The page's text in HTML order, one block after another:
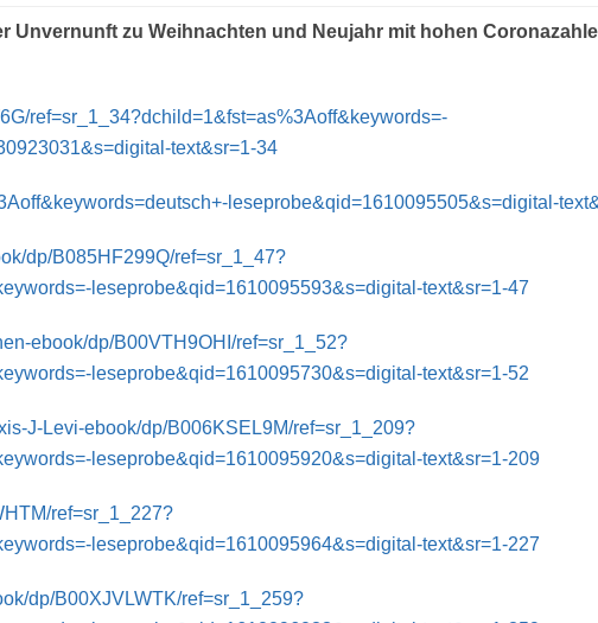
zu Weihnachten und Neujahr mit hohen
ref=sr_1_34?dchild=1&fst=as%3Aoff&keywords=-
text&sr=1-34
leseprobe&qid=1610095505&s=digital-
dp/B085HF299Q/ref=sr_1_47?
leseprobe&qid=1610095593&s=digital-text&sr=1-47
ebook/dp/B00VTH9OHI/ref=sr_1_52?
leseprobe&qid=1610095730&s=digital-text&sr=1-52
J-Levi-ebook/dp/B006KSEL9M/ref=sr_1_209?
leseprobe&qid=1610095920&s=digital-text&sr=1-209
ref=sr_1_227?
leseprobe&qid=1610095964&s=digital-text&sr=1-227
dp/B00XJVLWTK/ref=sr_1_259?